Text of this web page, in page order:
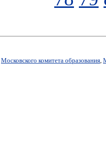
Московского комитета образования,